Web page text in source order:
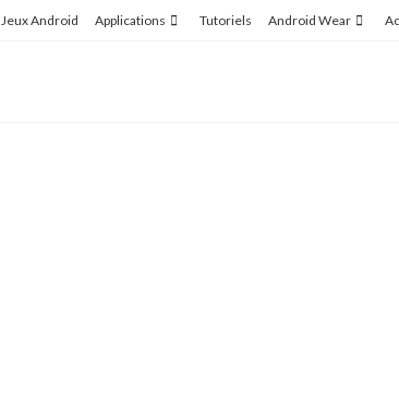
Jeux Android Applications Tutoriels Android Wear